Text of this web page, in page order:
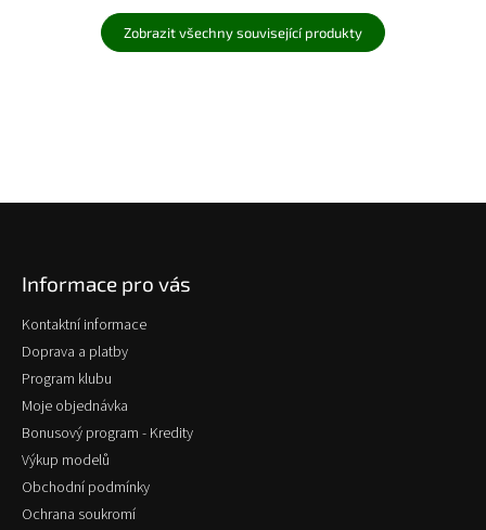
Zobrazit všechny související produkty
Informace pro vás
Kontaktní informace
Doprava a platby
Program klubu
Moje objednávka
Bonusový program - Kredity
Výkup modelů
Obchodní podmínky
Ochrana soukromí